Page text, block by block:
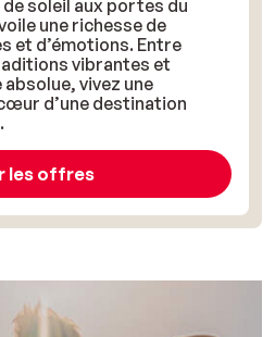
soleil aux portes du
une richesse de
et d’émotions. Entre
vibrantes et
vivez une
d’une destination
les offres